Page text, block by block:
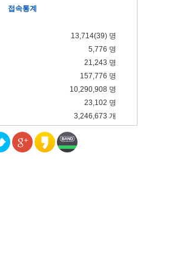
접속통계
13,714(39) 명
5,776 명
21,243 명
157,776 명
10,290,908 명
23,102 명
3,246,673 개